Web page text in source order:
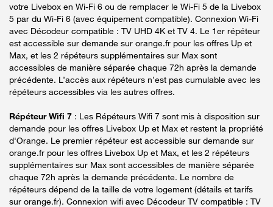
votre Livebox en Wi-Fi 6 ou de remplacer le Wi-Fi 5 de la Livebox
5 par du Wi-Fi 6 (avec équipement compatible). Connexion Wi-Fi
avec Décodeur compatible : TV UHD 4K et TV 4. Le 1er répéteur
est accessible sur demande sur orange.fr pour les offres Up et
Max, et les 2 répéteurs supplémentaires sur Max sont
accessibles de manière séparée chaque 72h après la demande
précédente. L’accès aux répéteurs n’est pas cumulable avec les
répéteurs accessibles via les autres offres.
Répéteur Wifi 7 : Les Répéteurs Wifi 7 sont mis à disposition sur
demande pour les offres Livebox Up et Max et restent la propriété
d'Orange. Le premier répéteur est accessible sur demande sur
orange.fr pour les offres Livebox Up et Max, et les 2 répéteurs
supplémentaires sur Max sont accessibles de manière séparée
chaque 72h après la demande précédente. Le nombre de
répéteurs dépend de la taille de votre logement (détails et tarifs
sur orange.fr). Connexion wifi avec Décodeur TV compatible : TV